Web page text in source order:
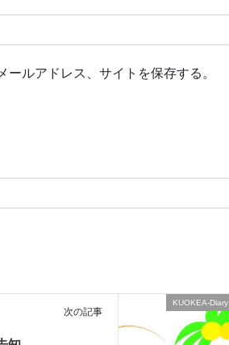
ルアドレス、サイトを保存する。
KUOKEA-Diary
次の記事